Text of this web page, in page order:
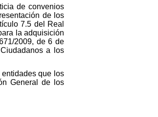
de convenios
de los
7.5 del Real
la adquisición
2009, de 6 de
a los
que los
General de los